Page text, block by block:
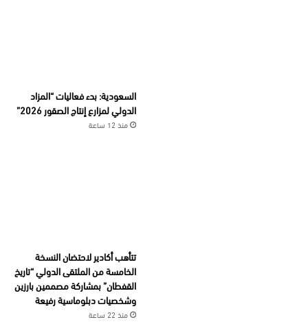
السعودية: بدء فعاليات “المزاد
الدولي لمزارع إنتاج الصقور 2026”
منذ 12 ساعة
تتأهب أكادير لاحتضان النسخة
الخامسة من الملتقى الدولي “تاريخ
القفطان” بمشاركة مصممين بارزين
وشخصيات دبلوماسية رفيعة
منذ 22 ساعة